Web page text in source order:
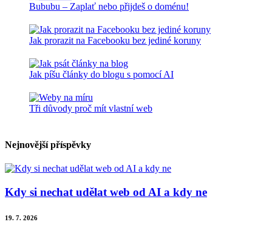
Bububu – Zaplať nebo přijdeš o doménu!
Jak prorazit na Facebooku bez jediné koruny
Jak píšu články do blogu s pomocí AI
Tři důvody proč mít vlastní web
Nejnovější příspěvky
Kdy si nechat udělat web od AI a kdy ne
19. 7. 2026